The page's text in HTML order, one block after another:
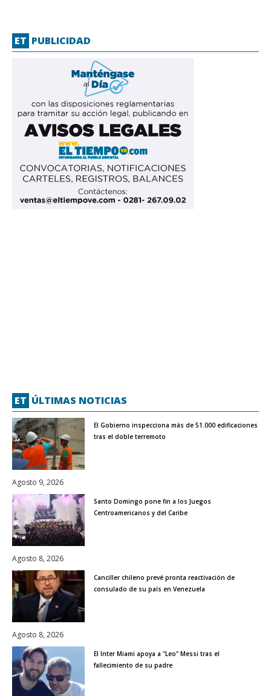
ET PUBLICIDAD
ET ÚLTIMAS NOTICIAS
El Gobierno inspecciona más de 51.000 edificaciones
tras el doble terremoto
Agosto 9, 2026
Santo Domingo pone fin a los Juegos
Centroamericanos y del Caribe
Agosto 8, 2026
Canciller chileno prevé pronta reactivación de
consulado de su país en Venezuela
Agosto 8, 2026
El Inter Miami apoya a "Leo" Messi tras el
fallecimiento de su padre